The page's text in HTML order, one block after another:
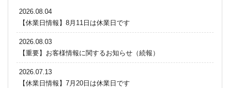
2026.08.04
【休業日情報】8月11日は休業日です
2026.08.03
【重要】お客様情報に関するお知らせ（続報）
2026.07.13
【休業日情報】7月20日は休業日です